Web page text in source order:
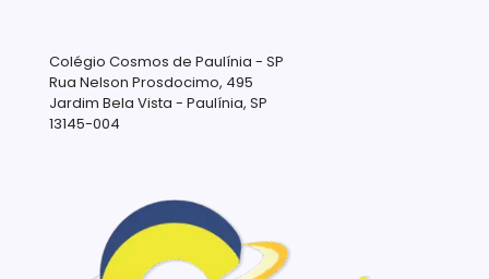
Colégio Cosmos de Paulínia - SP
Rua Nelson Prosdocimo, 495
Jardim Bela Vista - Paulínia, SP
13145-004